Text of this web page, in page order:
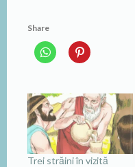
Share
Trei străini în vizită